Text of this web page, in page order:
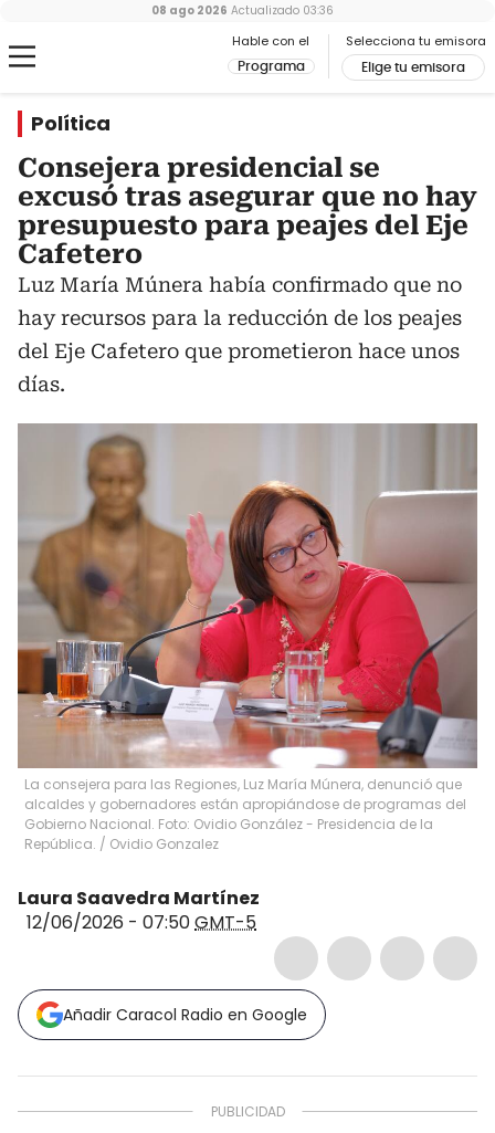
Hable con el
Programa
Selecciona tu emisora
Elige tu emisora
08 ago 2026 Actualizado 03:36
Política
Consejera presidencial se
excusó tras asegurar que no hay
presupuesto para peajes del Eje
Cafetero
Luz María Múnera había confirmado que no
hay recursos para la reducción de los peajes
del Eje Cafetero que prometieron hace unos
días.
La consejera para las Regiones, Luz María Múnera, denunció que
alcaldes y gobernadores están apropiándose de programas del
Gobierno Nacional. Foto: Ovidio González - Presidencia de la
República. / Ovidio Gonzalez
Laura Saavedra Martínez
12/06/2026 - 07:50GMT-5
Añadir Caracol Radio en Google